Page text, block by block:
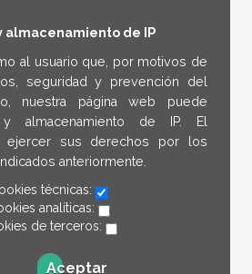
almacenamiento de IP
al usuario que, por motivos de
seguridad y prevención del
nuestra página web puede
y almacenamiento de IP. El
ejercer sus derechos por los
anteriormente.
técnicas:
analíticas:
de terceros:
Aceptar